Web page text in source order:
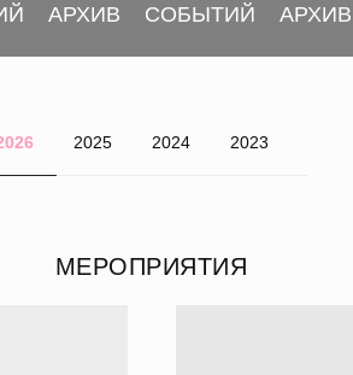
АРХИВ СОБЫТИЙ АРХИВ
2025 2024 2023
МЕРОПРИЯТИЯ